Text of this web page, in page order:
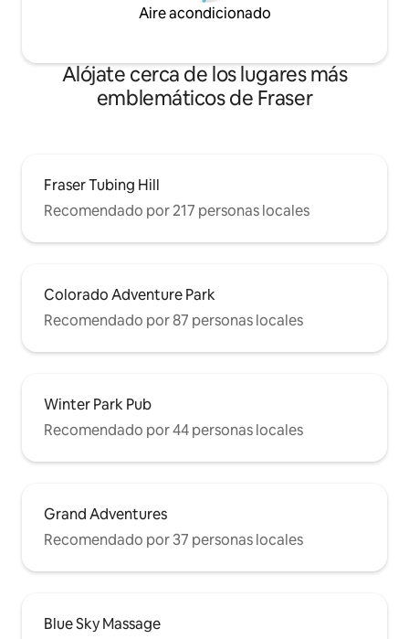
Aire acondicionado
Alójate cerca de los lugares más
emblemáticos de Fraser
Fraser Tubing Hill
Recomendado por 217 personas locales
Colorado Adventure Park
Recomendado por 87 personas locales
Winter Park Pub
Recomendado por 44 personas locales
Grand Adventures
Recomendado por 37 personas locales
Blue Sky Massage